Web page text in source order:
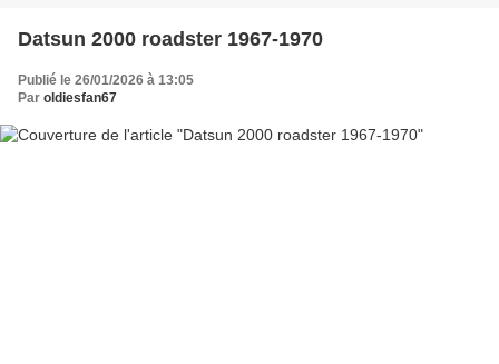
Datsun 2000 roadster 1967-1970
Publié le 26/01/2026 à 13:05
Par oldiesfan67